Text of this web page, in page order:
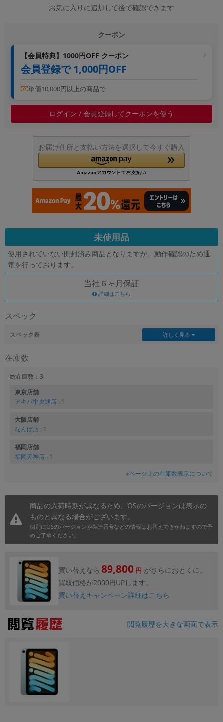
お気に入りに追加して後で確認できます
クーポン
【会員特典】1000円OFF クーポン
会員登録で 1,000円OFF
単価10,000円以上の商品で
ログイン / 会員登録してクーポンを使う
お届け住所と支払い方法を選択して今すぐ購入
未使用品
使用されていない開封済み商品となりますが、動作確認のため通
電を行っております。
当社６ヶ月保証
詳細はこちら
スペック
スペック表 詳しく見る
在庫数
総在庫数：3
東京店舗
アキバ中央通店 : 1
大阪店舗
なんば店 : 1
福岡店舗
福岡天神店 : 1
※ページ上の在庫数表示について
商品の入荷時期が異なるため、OSのバージョンは表示の
ものと異なる場合がございます。
個別にOSのバージョンや製造番号などの情報はお答えできかねますので予
めご了承ください。
買い替えなら 89,800 円 がさらにおとくに。
買取価格が2000円UPします。
買い替えキャンペーン詳細はこちら
閲覧履歴を大きな画面で表示
メモリ
容量
~
~
円 ～ 円
発売日
年 月 から
各項目のチェックボックスは「or検索」となります。